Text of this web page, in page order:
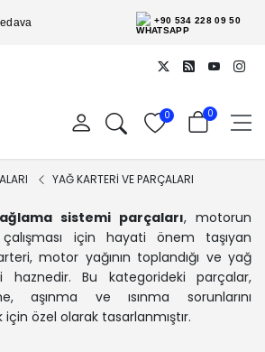
+90 534 228 09 50
0 0
YAĞ KARTERİ VE PARÇALARI
sistemi parçaları, motorun
için hayati önem taşıyan
motor yağının toplandığı ve yağ
haznedir. Bu kategorideki parçalar,
aşınma ve ısınma sorunlarını
özel olarak tasarlanmıştır.